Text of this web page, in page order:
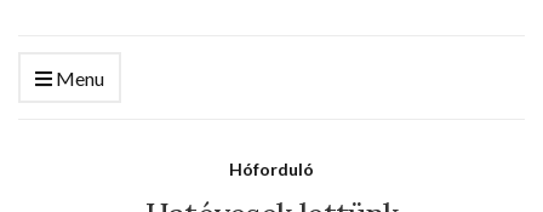
Menu
Hóforduló